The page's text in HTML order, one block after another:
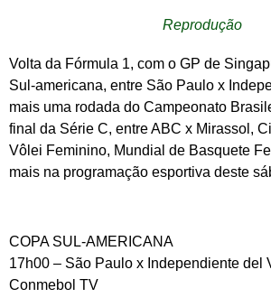
Reprodução
Volta da Fórmula 1, com o GP de
Sul-americana, entre São Paulo x
mais uma rodada do Campeonato
final da Série C, entre ABC x Mirassol,
Vôlei Feminino, Mundial de Basquete
mais na programação esportiva deste
COPA SUL-AMERICANA
17h00 – São Paulo x Independiente del
Conmebol TV